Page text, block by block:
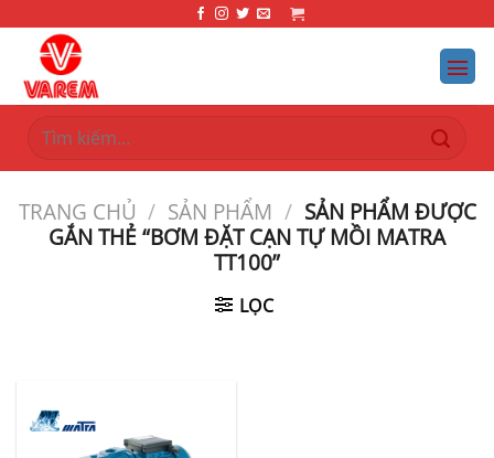
dung
Tìm
kiếm:
TRANG CHỦ / SẢN PHẨM / SẢN PHẨM ĐƯỢC
GẮN THẺ “BƠM ĐẶT CẠN TỰ MỒI MATRA
TT100”
LỌC